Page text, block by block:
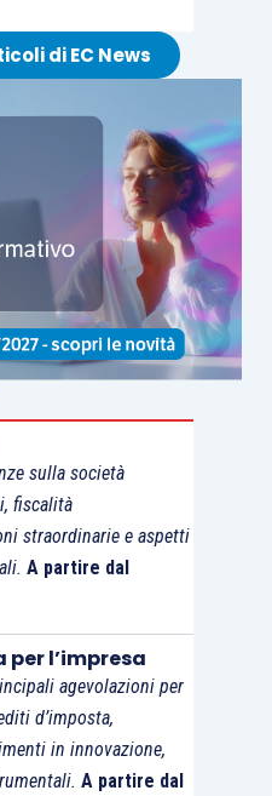
di EC News
sulla società
fiscalità
straordinarie e aspetti
A partire dal
l’impresa
agevolazioni per
d’imposta,
in innovazione,
A partire dal